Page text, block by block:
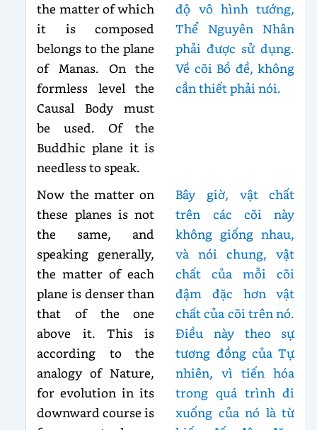
the matter of which
it is composed
belongs to the plane
of Manas. On the
formless level the
Causal Body must
be used. Of the
Buddhic plane it is
needless to speak.
độ vô hình tướng,
Thể Nguyên Nhân
phải được sử dụng.
Về cõi Bồ đề, không
cần thiết phải nói.
Now the matter on
these planes is not
the same, and
speaking generally,
the matter of each
plane is denser than
that of the one
above it. This is
according to the
analogy of Nature,
for evolution in its
downward course is
Bây giờ, vật chất
trên các cõi này
không giống nhau,
và nói chung, vật
chất của mỗi cõi
đậm đặc hơn vật
chất của cõi trên nó.
Điều này theo sự
tương đồng của Tự
nhiên, vì tiến hóa
trong quá trình đi
xuống của nó là từ